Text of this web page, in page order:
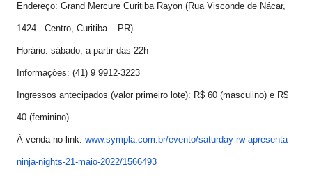
Endereço: Grand Mercure Curitiba Rayon (Rua Visconde de Nácar,
1424 - Centro, Curitiba – PR)
Horário: sábado, a partir das 22h
Informações: (41) 9 9912-3223
Ingressos antecipados (valor primeiro lote): R$ 60 (masculino) e R$
40 (feminino)
À venda no link: www.sympla.com.br/evento/saturday-rw-apresenta-
ninja-nights-21-maio-2022/1566493